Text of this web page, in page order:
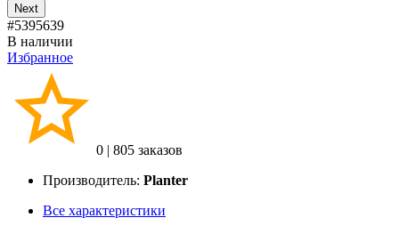
Next
#5395639
В наличии
Избранное
0 | 805 заказов
Производитель: Planter
Все характеристики